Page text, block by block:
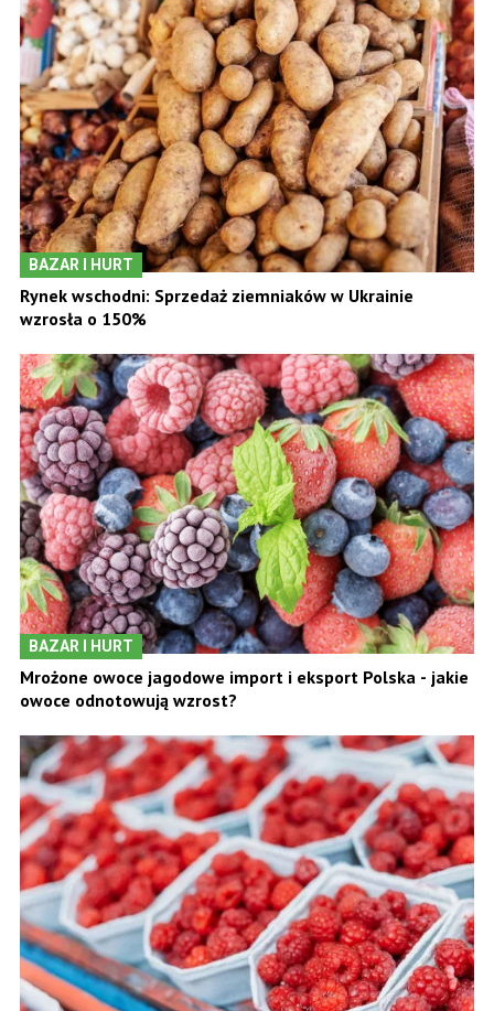
BAZAR I HURT
Rynek wschodni: Sprzedaż ziemniaków w Ukrainie
wzrosła o 150%
BAZAR I HURT
Mrożone owoce jagodowe import i eksport Polska - jakie
owoce odnotowują wzrost?